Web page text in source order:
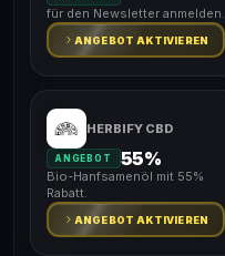
für den Newsletter anmelden.
ANGEBOT AKTIVIEREN
HERBIFY CBD
ANGEBOT 55%
Bio-Hanfsamenöl mit 55%
Rabatt.
ANGEBOT AKTIVIEREN